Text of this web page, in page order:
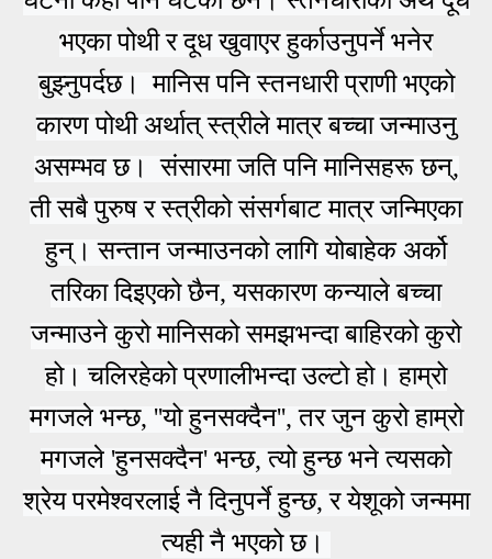
भएका पोथी र दूध खुवाएर हुर्काउनुपर्ने भनेर
बुझ्नुपर्दछ। मानिस पनि स्तनधारी प्राणी भएको
कारण पोथी अर्थात् स्त्रीले मात्र बच्चा जन्माउनु
असम्भव छ। संसारमा जति पनि मानिसहरू छन्,
ती सबै पुरुष र स्त्रीको संसर्गबाट मात्र जन्मिएका
हुन्। सन्तान जन्माउनको लागि योबाहेक अर्को
तरिका दिइएको छैन, यसकारणकन्याले बच्चा
जन्माउने कुरो मानिसकोसमझभन्दा बाहिरको कुरो
हो। चलिरहेको प्रणालीभन्दा उल्टो हो। हाम्रो
मगजले भन्छ, ''यो हुनसक्दैन'', तर जुन कुरो हाम्रो
मगजले 'हुनसक्दैन' भन्छ, त्यो हुन्छ भने त्यसको
श्रेय परमेश्वरलाईनै दिनुपर्ने हुन्छ, र येशूको जन्ममा
त्यही नै भएको छ।